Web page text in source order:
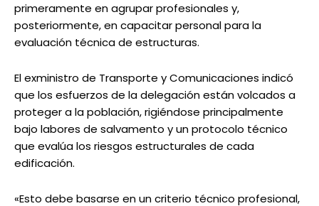
primeramente en agrupar profesionales y,
posteriormente, en capacitar personal para la
evaluación técnica de estructuras.
El exministro de Transporte y Comunicaciones indicó
que los esfuerzos de la delegación están volcados a
proteger a la población, rigiéndose principalmente
bajo labores de salvamento y un protocolo técnico
que evalúa los riesgos estructurales de cada
edificación.
«Esto debe basarse en un criterio técnico profesional,